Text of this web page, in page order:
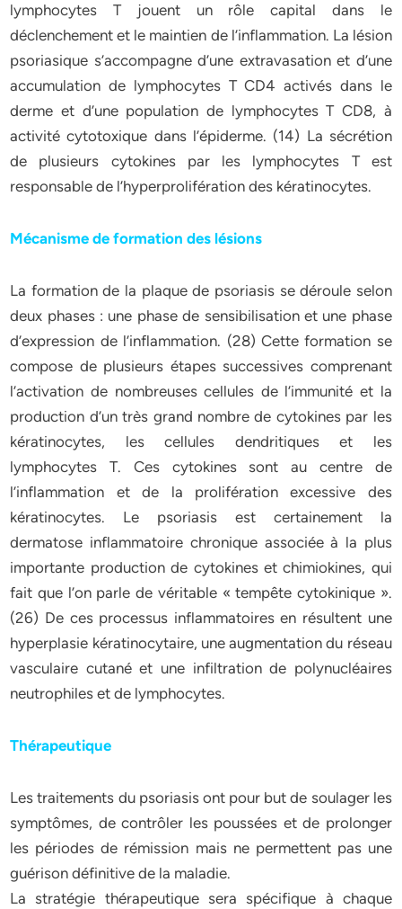
lymphocytes T jouent un rôle capital dans le
déclenchement et le maintien de l’inflammation. La lésion
psoriasique s’accompagne d’une extravasation et d’une
accumulation de lymphocytes T CD4 activés dans le
derme et d’une population de lymphocytes T CD8, à
activité cytotoxique dans l’épiderme. (14) La sécrétion
de plusieurs cytokines par les lymphocytes T est
responsable de l’hyperprolifération des kératinocytes.
Mécanisme de formation des lésions
La formation de la plaque de psoriasis se déroule selon
deux phases : une phase de sensibilisation et une phase
d’expression de l’inflammation. (28) Cette formation se
compose de plusieurs étapes successives comprenant
l’activation de nombreuses cellules de l’immunité et la
production d’un très grand nombre de cytokines par les
kératinocytes, les cellules dendritiques et les
lymphocytes T. Ces cytokines sont au centre de
l’inflammation et de la prolifération excessive des
kératinocytes. Le psoriasis est certainement la
dermatose inflammatoire chronique associée à la plus
importante production de cytokines et chimiokines, qui
fait que l’on parle de véritable « tempête cytokinique ».
(26) De ces processus inflammatoires en résultent une
hyperplasie kératinocytaire, une augmentation du réseau
vasculaire cutané et une infiltration de polynucléaires
neutrophiles et de lymphocytes.
Thérapeutique
Les traitements du psoriasis ont pour but de soulager les
symptômes, de contrôler les poussées et de prolonger
les périodes de rémission mais ne permettent pas une
guérison définitive de la maladie.
La stratégie thérapeutique sera spécifique à chaque